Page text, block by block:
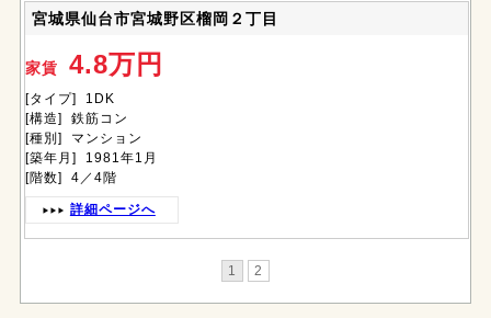
宮城県仙台市宮城野区榴岡２丁目
家賃 4.8万円
[タイプ] 1DK
[構造] 鉄筋コン
[種別] マンション
[築年月] 1981年1月
[階数] 4／4階
詳細ページへ
1 2